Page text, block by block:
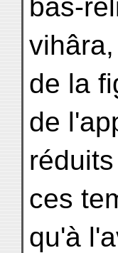
bas-
vihâra,
de la
de
ces
qu'à